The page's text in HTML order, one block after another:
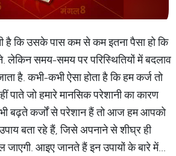
है कि उसके पास कम से कम इतना पैसा हो कि
लेकिन समय-समय पर परिस्थितियों में बदलाव
है. कभी-कभी ऐसा होता है कि हम कर्ज तो
जो हमारे मानसिक परेशानी का कारण
बढ़ते कर्जों से परेशान हैं तो आज हम आपको
बता रहे हैं, जिसे अपनाने से शीघ्र ही
जाएगी. आइए जानते हैं इन उपायों के बारे में...